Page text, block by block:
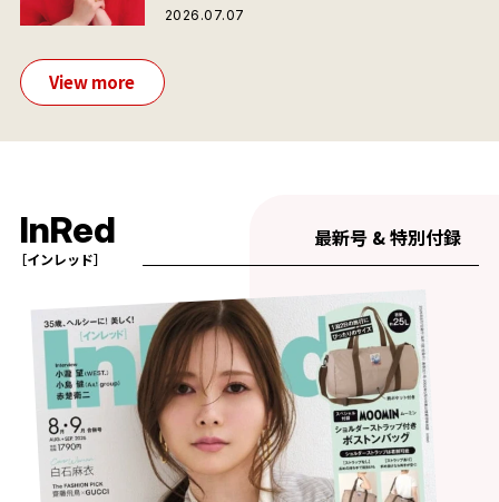
2026.07.07
View more
InRed
［インレッド］
最新号 & 特別付録